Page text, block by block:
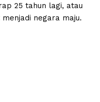
25 tahun lagi, atau
negara maju.